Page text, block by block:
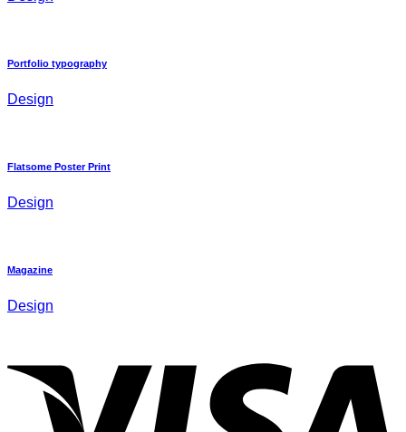
Portfolio typography
Design
Flatsome Poster Print
Design
Magazine
Design